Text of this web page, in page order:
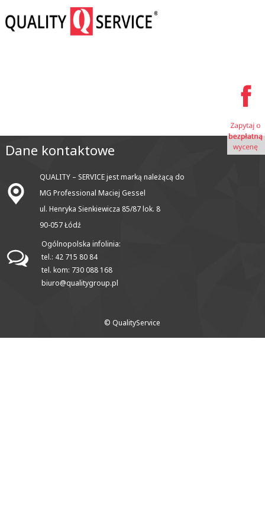
Dane kontaktowe
QUALITY – SERVICE jest marką należącą do
MG Professional Maciej Gessel
ul. Henryka Sienkiewicza 85/87 lok. 8
90-057 Łódź
Ogólnopolska infolinia:
tel.: 42 715 80 84
tel. kom: 730 088 168
biuro@qualitygroup.pl
© QualityService